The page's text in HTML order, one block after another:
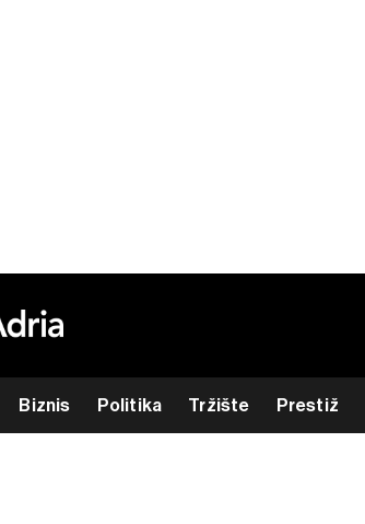
Biznis Politika Tržište Prestiž